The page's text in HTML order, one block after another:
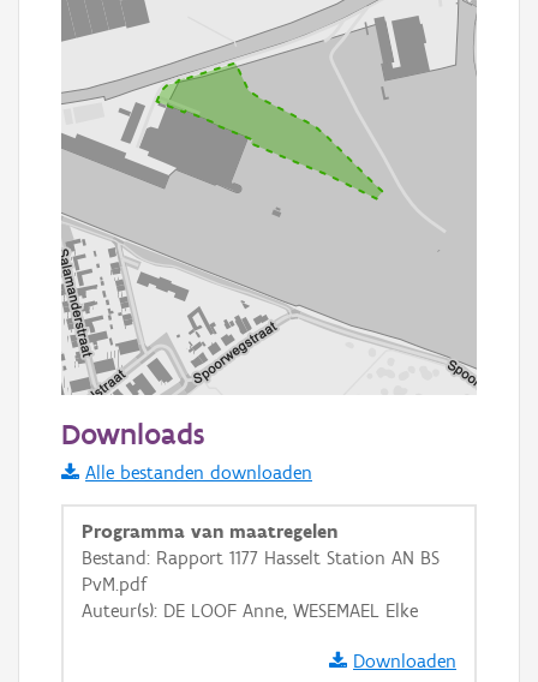
Informatie Vlaanderen
i
+
Downloads
Alle bestanden downloaden
Programma van maatregelen
Bestand: Rapport 1177 Hasselt Station AN BS
PvM.pdf
Auteur(s): DE LOOF Anne, WESEMAEL Elke
Downloaden